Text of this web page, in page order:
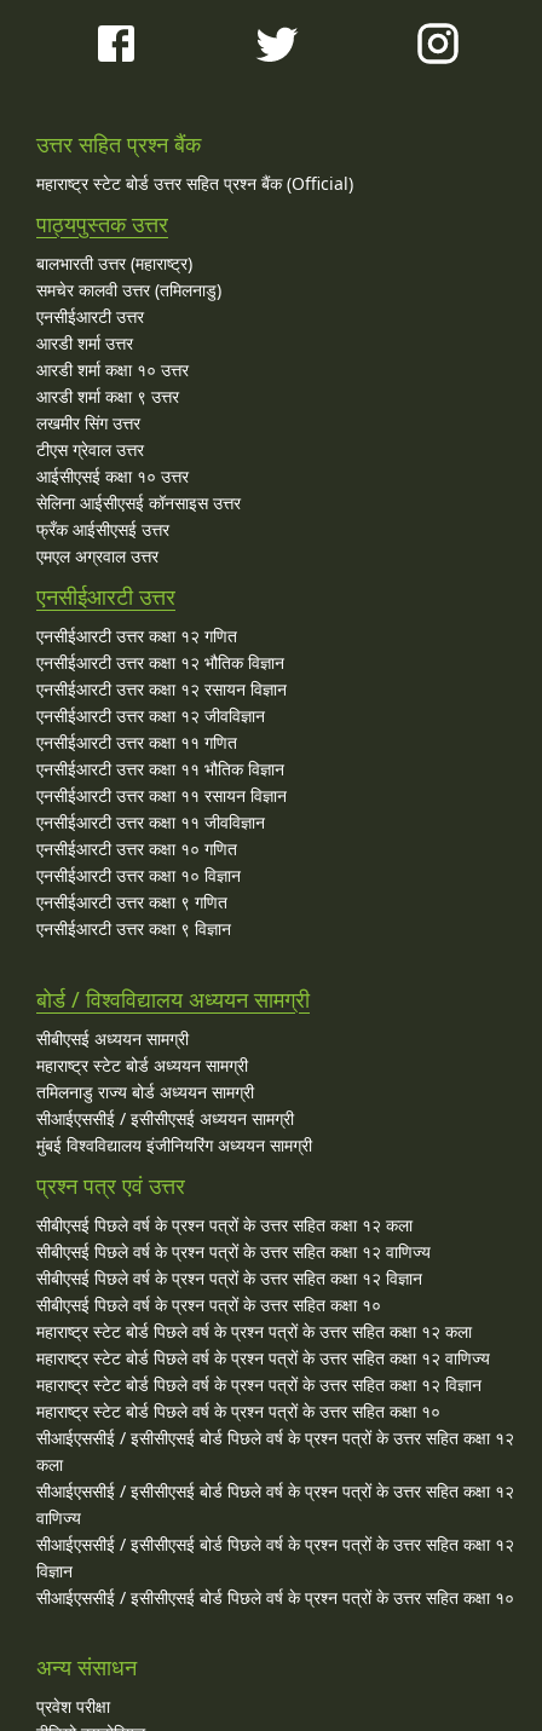
उत्तर सहित प्रश्न बैंक
महाराष्ट्र स्टेट बोर्ड उत्तर सहित प्रश्न बैंक (Official)
पाठ्यपुस्तक उत्तर
बालभारती उत्तर (महाराष्ट्र)
समचेर कालवी उत्तर (तमिलनाडु)
एनसीईआरटी उत्तर
आरडी शर्मा उत्तर
आरडी शर्मा कक्षा १० उत्तर
आरडी शर्मा कक्षा ९ उत्तर
लखमीर सिंग उत्तर
टीएस ग्रेवाल उत्तर
आईसीएसई कक्षा १० उत्तर
सेलिना आईसीएसई कॉनसाइस उत्तर
फ्रँक आईसीएसई उत्तर
एमएल अग्रवाल उत्तर
एनसीईआरटी उत्तर
एनसीईआरटी उत्तर कक्षा १२ गणित
एनसीईआरटी उत्तर कक्षा १२ भौतिक विज्ञान
एनसीईआरटी उत्तर कक्षा १२ रसायन विज्ञान
एनसीईआरटी उत्तर कक्षा १२ जीवविज्ञान
एनसीईआरटी उत्तर कक्षा ११ गणित
एनसीईआरटी उत्तर कक्षा ११ भौतिक विज्ञान
एनसीईआरटी उत्तर कक्षा ११ रसायन विज्ञान
एनसीईआरटी उत्तर कक्षा ११ जीवविज्ञान
एनसीईआरटी उत्तर कक्षा १० गणित
एनसीईआरटी उत्तर कक्षा १० विज्ञान
एनसीईआरटी उत्तर कक्षा ९ गणित
एनसीईआरटी उत्तर कक्षा ९ विज्ञान
बोर्ड / विश्वविद्यालय अध्ययन सामग्री
सीबीएसई अध्ययन सामग्री
महाराष्ट्र स्टेट बोर्ड अध्ययन सामग्री
तमिलनाडु राज्य बोर्ड अध्ययन सामग्री
सीआईएससीई / इसीसीएसई अध्ययन सामग्री
मुंबई विश्वविद्यालय इंजीनियरिंग अध्ययन सामग्री
प्रश्न पत्र एवं उत्तर
सीबीएसई पिछले वर्ष के प्रश्न पत्रों के उत्तर सहित कक्षा १२ कला
सीबीएसई पिछले वर्ष के प्रश्न पत्रों के उत्तर सहित कक्षा १२ वाणिज्य
सीबीएसई पिछले वर्ष के प्रश्न पत्रों के उत्तर सहित कक्षा १२ विज्ञान
सीबीएसई पिछले वर्ष के प्रश्न पत्रों के उत्तर सहित कक्षा १०
महाराष्ट्र स्टेट बोर्ड पिछले वर्ष के प्रश्न पत्रों के उत्तर सहित कक्षा १२ कला
महाराष्ट्र स्टेट बोर्ड पिछले वर्ष के प्रश्न पत्रों के उत्तर सहित कक्षा १२ वाणिज्य
महाराष्ट्र स्टेट बोर्ड पिछले वर्ष के प्रश्न पत्रों के उत्तर सहित कक्षा १२ विज्ञान
महाराष्ट्र स्टेट बोर्ड पिछले वर्ष के प्रश्न पत्रों के उत्तर सहित कक्षा १०
सीआईएससीई / इसीसीएसई बोर्ड पिछले वर्ष के प्रश्न पत्रों के उत्तर सहित कक्षा १२
कला
सीआईएससीई / इसीसीएसई बोर्ड पिछले वर्ष के प्रश्न पत्रों के उत्तर सहित कक्षा १२
वाणिज्य
सीआईएससीई / इसीसीएसई बोर्ड पिछले वर्ष के प्रश्न पत्रों के उत्तर सहित कक्षा १२
विज्ञान
सीआईएससीई / इसीसीएसई बोर्ड पिछले वर्ष के प्रश्न पत्रों के उत्तर सहित कक्षा १०
अन्य संसाधन
प्रवेश परीक्षा